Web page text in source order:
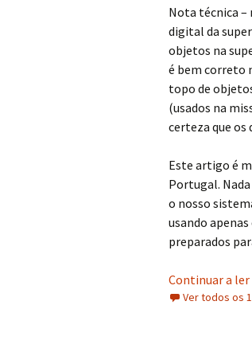
Nota técnica –
digital da
objetos na
é bem correto
topo de
(usados na
certeza que os
Este artigo é
Portugal.
o nosso
usando
preparados
Continuar a ler
Ver todos os